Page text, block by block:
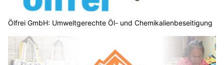
Ölfrei GmbH: Umweltgerechte Öl- und Chemikalienbeseitigung